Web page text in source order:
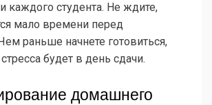
каждого студента. Не ждите,
мало времени перед
раньше начнете готовиться,
будет в день сдачи.
домашнего